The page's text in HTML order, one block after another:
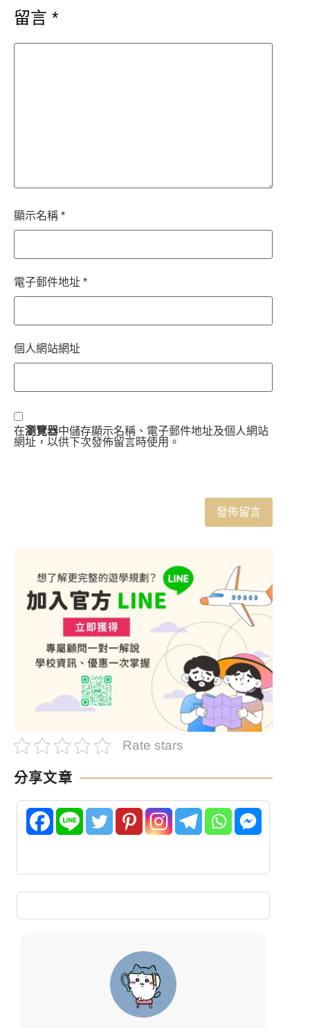
留言 *
顯示名稱 *
電子郵件地址 *
個人網站網址
在瀏覽器中儲存顯示名稱、電子郵件地址及個人網站
網址，以供下次發佈留言時使用。
Rate stars
分享文章